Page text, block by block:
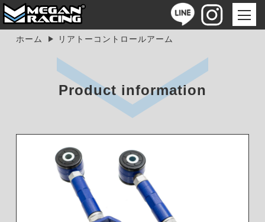
ホーム リアトーコントロールアーム
Product information